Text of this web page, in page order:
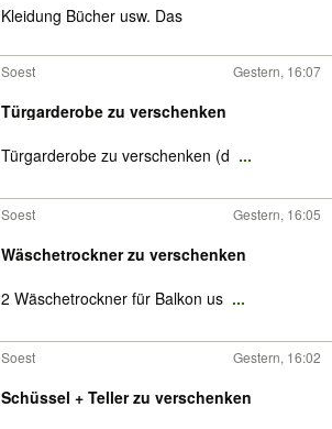
Kleidung Bücher usw. Das
Soest Gestern, 16:07
Türgarderobe zu verschenken
Türgarderobe zu verschenken (d ...
Soest Gestern, 16:05
Wäschetrockner zu verschenken
2 Wäschetrockner für Balkon us ...
Soest Gestern, 16:02
Schüssel + Teller zu verschenken